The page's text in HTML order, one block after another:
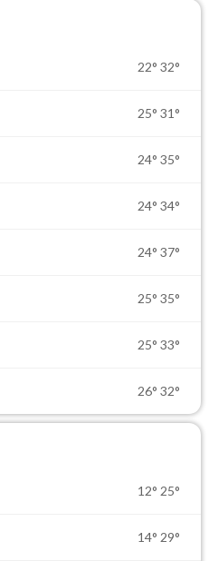
22° 32°
25° 31°
24° 35°
24° 34°
24° 37°
25° 35°
25° 33°
26° 32°
12° 25°
14° 29°